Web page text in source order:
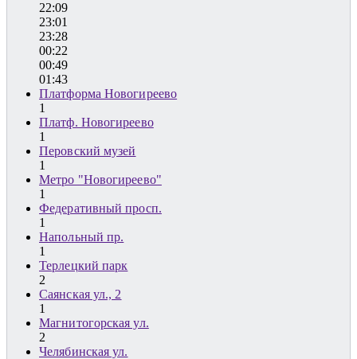
22:09
23:01
23:28
00:22
00:49
01:43
Платформа Новогиреево
1
Платф. Новогиреево
1
Перовский музей
1
Метро "Новогиреево"
1
Федеративный просп.
1
Напольный пр.
1
Терлецкий парк
2
Саянская ул., 2
1
Магнитогорская ул.
2
Челябинская ул.